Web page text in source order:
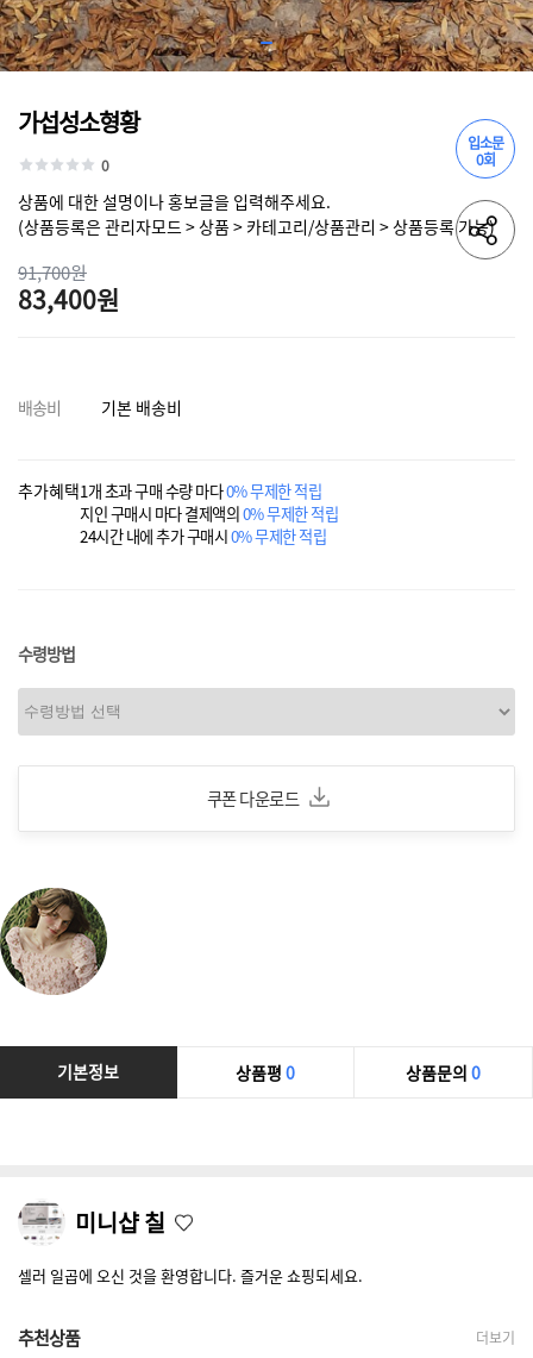
입소문
0회
가섭성소형황
0
상품에 대한 설명이나 홍보글을 입력해주세요.
(상품등록은 관리자모드 > 상품 > 카테고리/상품관리 > 상품등록 가능)
91,700원
83,400원
배송비 기본 배송비
추가혜택1개 초과 구매 수량 마다0% 무제한 적립
지인 구매시 마다 결제액의0% 무제한 적립
24시간 내에 추가 구매시0% 무제한 적립
수령방법
쿠폰 다운로드
기본정보 상품평 0 상품문의 0
미니샵 칠
셀러 일곱에 오신 것을 환영합니다. 즐거운 쇼핑되세요.
추천상품 더보기